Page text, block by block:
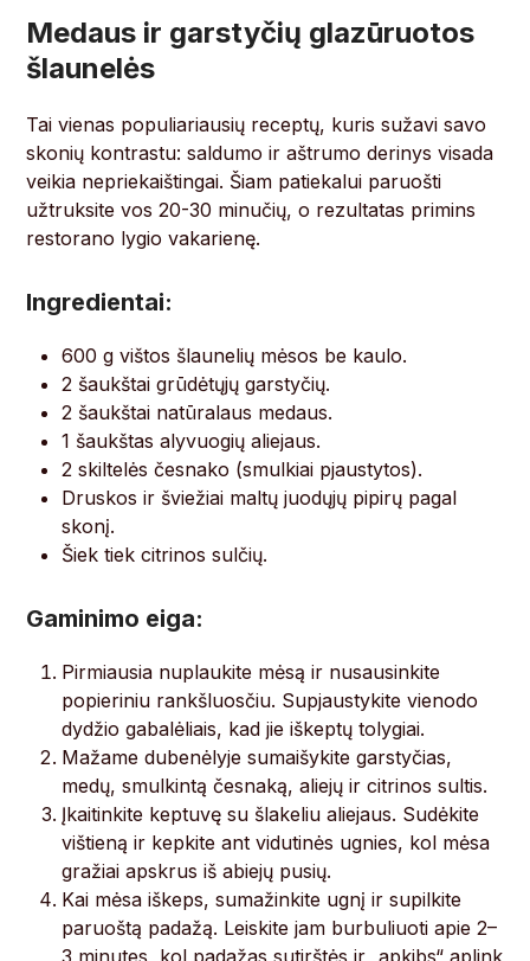
Medaus ir garstyčių glazūruotos
šlaunelės
Tai vienas populiariausių receptų, kuris sužavi savo
skonių kontrastu: saldumo ir aštrumo derinys visada
veikia nepriekaištingai. Šiam patiekalui paruošti
užtruksite vos 20-30 minučių, o rezultatas primins
restorano lygio vakarienę.
Ingredientai:
600 g vištos šlaunelių mėsos be kaulo.
2 šaukštai grūdėtųjų garstyčių.
2 šaukštai natūralaus medaus.
1 šaukštas alyvuogių aliejaus.
2 skiltelės česnako (smulkiai pjaustytos).
Druskos ir šviežiai maltų juodųjų pipirų pagal
skonį.
Šiek tiek citrinos sulčių.
Gaminimo eiga:
Pirmiausia nuplaukite mėsą ir nusausinkite
popieriniu rankšluosčiu. Supjaustykite vienodo
dydžio gabalėliais, kad jie iškeptų tolygiai.
Mažame dubenėlyje sumaišykite garstyčias,
medų, smulkintą česnaką, aliejų ir citrinos sultis.
Įkaitinkite keptuvę su šlakeliu aliejaus. Sudėkite
vištieną ir kepkite ant vidutinės ugnies, kol mėsa
gražiai apskrus iš abiejų pusių.
Kai mėsa iškeps, sumažinkite ugnį ir supilkite
paruoštą padažą. Leiskite jam burbuliuoti apie 2–